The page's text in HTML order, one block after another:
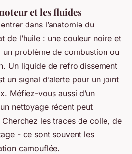
et les fluides
dans l’anatomie du
de l’huile : une couleur noire et
un problème de combustion ou
Un liquide de refroidissement
un signal d’alerte pour un joint
Méfiez-vous aussi d’un
nettoyage récent peut
les traces de colle, de
- ce sont souvent les
camouflée.